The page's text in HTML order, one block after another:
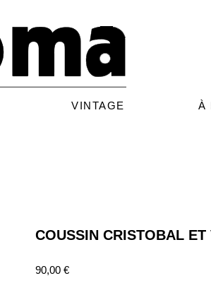
VINTAGE À
COUSSIN CRISTOBAL ET
90,00 €Prix